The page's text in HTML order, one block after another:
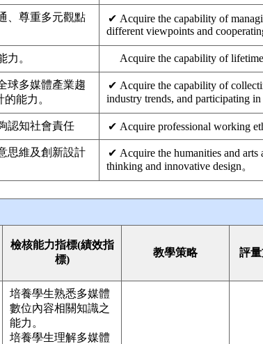
、尊重多元觀點
✔ Acquire the capability of
different viewpoints and
力。 Acquire the capability of lifetime
球多媒體產業趨
能力。
✔ Acquire the capability of
industry trends, and participating
認知社會責任 ✔ Acquire professional working
思維及創新設計
✔ Acquire the humanities and
thinking and innovative design。
檢核能力指標(績效指
標)
教學策略 評
培養學生熟悉多媒體
數位內容相關知識之
能力。
培養學生理解多媒體